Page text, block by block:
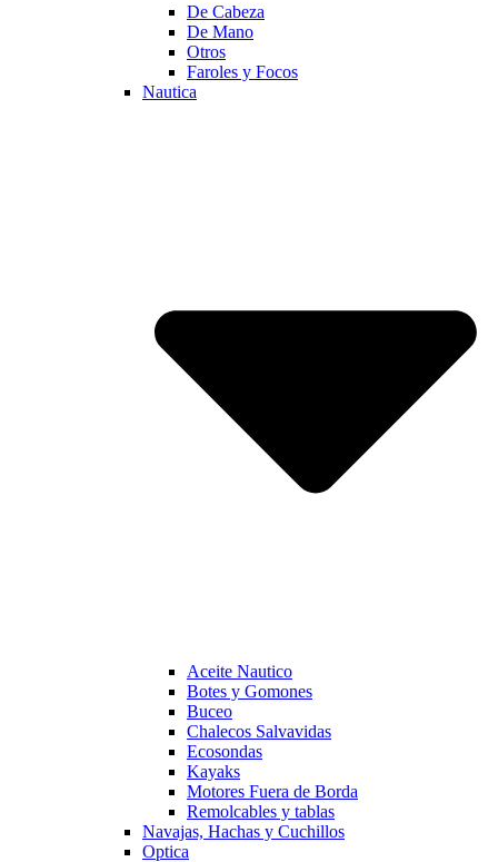
De Cabeza
De Mano
Otros
Faroles y Focos
Nautica
Aceite Nautico
Botes y Gomones
Buceo
Chalecos Salvavidas
Ecosondas
Kayaks
Motores Fuera de Borda
Remolcables y tablas
Navajas, Hachas y Cuchillos
Optica